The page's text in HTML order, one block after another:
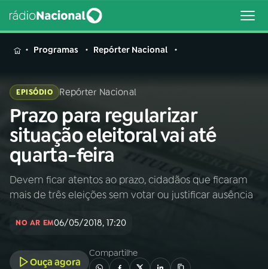
MENU
Buscar
na
Rádio
Nacional
Buscar
AO VIVO
INÍCIO
A RÁDIO
Programas Repórter Nacional
EPISÓDIO Repórter Nacional
Prazo para regularizar
situação eleitoral vai até
quarta-feira
Devem ficar atentos ao prazo, cidadãos que ficaram
mais de três eleições sem votar ou justificar ausência
NO AR EM06/05/2018, 17:20
Ouça agora
Compartilhe